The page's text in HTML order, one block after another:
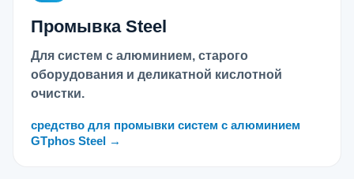
Промывка Steel
Для систем с алюминием, старого
оборудования и деликатной кислотной
очистки.
средство для промывки систем с алюминием
GTphos Steel →